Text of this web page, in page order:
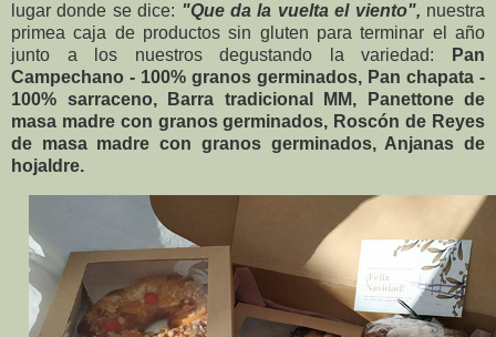
lugar donde se dice: "Que da la vuelta el viento", nuestra
primea caja de productos sin gluten para terminar el año
junto a los nuestros degustando la variedad:
Pan
Campechano - 100% granos germinados, Pan chapata -
100% sarraceno, Barra tradicional MM, Panettone de
masa madre con granos germinados, Roscón de Reyes
de masa madre con granos germinados, Anjanas de
hojaldre.